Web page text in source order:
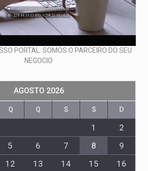
PORTAL: SOMOS O PARCEIRO DO SEU
NEGOCIO
AGOSTO 2026
Q Q S S D
1
2
5 6 7 8
9
12 13 14 15
16